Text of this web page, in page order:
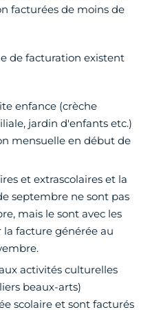
facturées de moins de
de facturation existent
enfance (crèche
jardin d'enfants etc.)
mensuelle en début de
et extrascolaires et la
septembre ne sont pas
mais le sont avec les
facture générée au
activités culturelles
beaux-arts)
scolaire et sont facturés